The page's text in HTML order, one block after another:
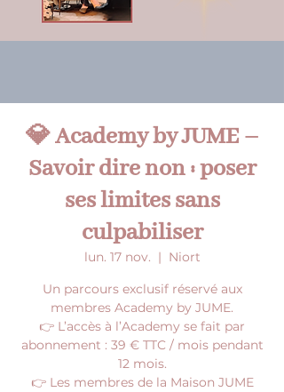
💎 Academy by JUME –
Savoir dire non : poser
ses limites sans
culpabiliser
lun. 17 nov.
  |
Niort
Un parcours exclusif réservé aux
membres Academy by JUME.
👉 L’accès à l’Academy se fait par
abonnement : 39 € TTC / mois pendant
12 mois.
👉 Les membres de la Maison JUME